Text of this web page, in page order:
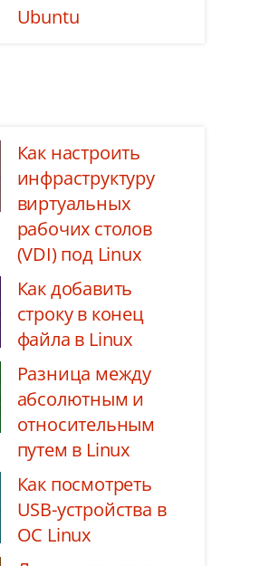
Ubuntu
Как настроить
инфраструктуру
виртуальных
рабочих столов
(VDI) под Linux
Как добавить
строку в конец
файла в Linux
Разница между
абсолютным и
относительным
путем в Linux
Как посмотреть
USB-устройства в
ОС Linux